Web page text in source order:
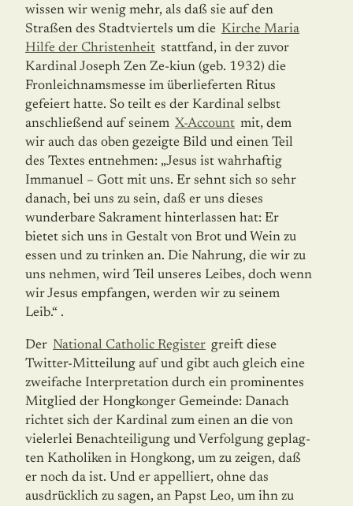
wissen wir wenig mehr, als daß sie auf den
Straßen des Stadtviertels um die Kirche Maria
Hilfe der Christenheit stattfand, in der zuvor
Kardinal Joseph Zen Ze-kiun (geb. 1932) die
Fronleichnamsmesse im überlie­ferten Ritus
gefeiert hatte. So teilt es der Kardinal selbst
anschließend auf seinem X-Account mit, dem
wir auch das oben gezeigte Bild und einen Teil
des Textes entnehmen: „Jesus ist wahrhaftig
Immanuel – Gott mit uns. Er sehnt sich so sehr
danach, bei uns zu sein, daß er uns dieses
wunderbare Sakrament hinterlassen hat: Er
bietet sich uns in Gestalt von Brot und Wein zu
essen und zu trinken an. Die Nahrung, die wir zu
uns neh­men, wird Teil unseres Leibes, doch wenn
wir Jesus empfangen, werden wir zu seinem
Leib.“ .
Der National Catholic Register greift diese
Twitter-Mitteilung auf und gibt auch gleich eine
zweifache Interpretation durch ein prominentes
Mitglied der Hongkonger Gemein­de: Danach
richtet sich der Kardinal zum einen an die von
vielerlei Benachteiligung und Verfolgung geplag­
ten Katholiken in Hongkong, um zu zeigen, daß
er noch da ist. Und er appelliert, ohne das
ausdrücklich zu sagen, an Papst Leo, um ihn zu